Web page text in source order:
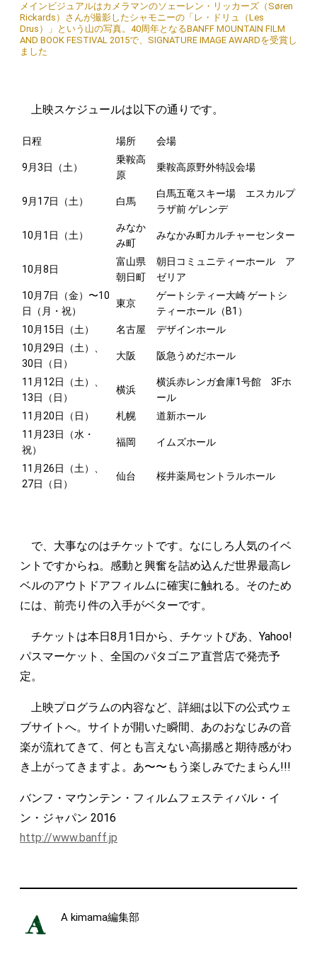
メインビジュアルはカメラマンのソェーレン・リッカーズ（Søren
Rickards）さんが撮影したシャモニーの「レ・ドリュ（Les
Drus）」という山の写真。40周年となるBANFF MOUNTAIN FILM
AND BOOK FESTIVAL 2015で、SIGNATURE IMAGE AWARDを受賞し
ました
上映スケジュールは以下の通りです。
日程 場所 会場
9月3日（土）
乗鞍高
原
乗鞍高原野外特設会場
9月17日（土） 白馬
白馬五竜スキー場 エスカルプ
ラザ前 ゲレンデ
10月1日（土）
みなか
み町
みなかみ町カルチャーセンター
10月8日
富山県
朝日町
朝日コミュニティーホール ア
ゼリア
10月7日（金）〜10
日（月・祝）
東京
ゲートシティー大崎 ゲートシ
ティーホール（B1）
10月15日（土）
名古屋
デザインホール
10月29日（土）、
30日（日）
大阪 阪急うめだホール
11月12日（土）、
13日（日）
横浜
横浜赤レンガ倉庫1号館 3Fホ
ール
11月20日（日）
札幌
道新ホール
11月23日（水・
祝）
福岡 イムズホール
11月26日（土）、
27日（日）
仙台 桜井薬局セントラルホール
で、大事なのはチケットです。なにしろ人気のイベ
ントですからね。感動と興奮を詰め込んだ世界最高レ
ベルのアウトドアフィルムに確実に触れる。そのため
には、前売り件の入手がベターです。
チケットは本日8月1日から、チケットぴあ、Yahoo!
パスマーケット、全国のパタゴニア直営店で発売予
定。
上映プログラムの内容など、詳細は以下の公式ウェ
ブサイトへ。サイトが開いた瞬間、あのおなじみの音
楽が流れてきて、何とも言えない高揚感と期待感がわ
き上がってきますよ。あ〜〜もう楽しみでたまらん!!!
バンフ・マウンテン・フィルムフェスティバル・イ
ン・ジャパン 2016
http://www.banff.jp
A kimama編集部